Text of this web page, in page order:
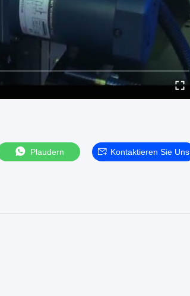
Plaudern Kontaktieren Sie Uns